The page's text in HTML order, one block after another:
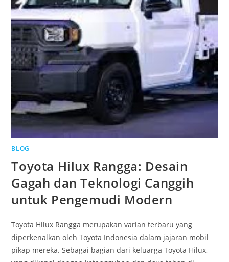
BLOG
Toyota Hilux Rangga: Desain
Gagah dan Teknologi Canggih
untuk Pengemudi Modern
Toyota Hilux Rangga merupakan varian terbaru yang
diperkenalkan oleh Toyota Indonesia dalam jajaran mobil
pikap mereka. Sebagai bagian dari keluarga Toyota Hilux,